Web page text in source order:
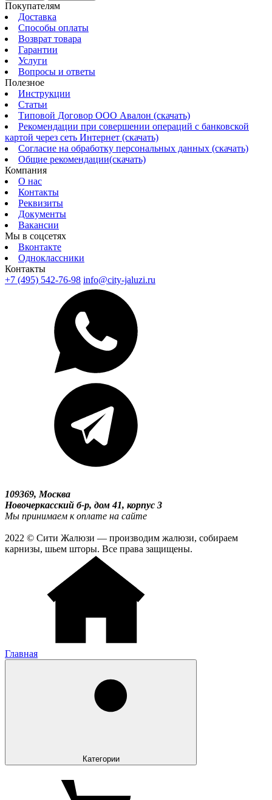
Покупателям
Доставка
Способы оплаты
Возврат товара
Гарантии
Услуги
Вопросы и ответы
Полезное
Инструкции
Статьи
Типовой Договор ООО Авалон (скачать)
Рекомендации при совершении операций с банковской
картой через сеть Интернет (скачать)
Согласие на обработку персональных данных (скачать)
Общие рекомендации(скачать)
Компания
О нас
Контакты
Реквизиты
Документы
Вакансии
Мы в соцсетях
Вконтакте
Одноклассники
Контакты
+7 (495) 542-76-98 info@city-jaluzi.ru
109369, Москва
Новочеркасский б-р, дом 41, корпус 3
Мы принимаем к оплате на сайте
2022 © Сити Жалюзи — производим жалюзи, собираем
карнизы, шьем шторы. Все права защищены.
Главная
Категории